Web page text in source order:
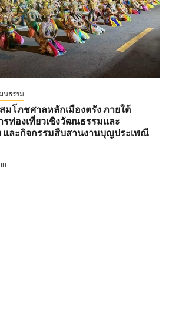
นธรรม
มโภชศาลหลักเมืองตรัง ภายใต้
รท่องเที่ยวเชิงวัฒนธรรมและ
และกิจกรรมสืบสานงานบุญประเพณี